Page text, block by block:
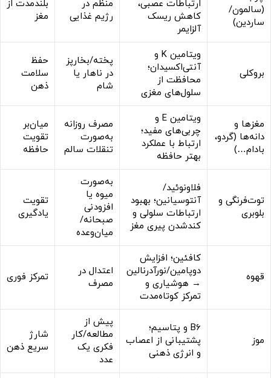
(سالمون/
ساردین)
ارتباطات عصبی،
کاهش ریسک
آلزایمر
منظم در
رژیم غذایی
بلندمدت از
مغز
بروکلی
ویتامین K و
آنتی‌اکسیدان؛
محافظت از
سلول‌های مغزی
پخته/بخارپز
در ناهار یا
شام
حفظ
سلامت
ذهن
مغزها و
دانه‌ها (گردو،
بادام…)
ویتامین E و
چربی‌های مفید؛
ارتباط با عملکرد
بهتر حافظه
مصرف روزانه
به‌صورت
تنقلات سالم
میان‌بر
تقویت
حافظه
توت‌فرنگی و
بلوبری
فلاونوئید/
آنتوسیانین؛ بهبود
ارتباطات سلولی و
کندشدن پیری مغز
به‌صورت
میوه یا
افزودنی
صبحانه/
میان‌وعده
تقویت
یادگیری
قهوه
کافئین؛ افزایش
دوپامین/نورآدرنالین
→ هوشیاری و
تمرکز کوتاه‌مدت
اعتدال در
مصرف
تمرکز فوری
موز
B6 و پتاسیم؛
پشتیبانی از اعصاب
و انرژی ذهنی
پیش از
مطالعه/کار
فکری یک
عدد
شارژ
سریع ذهن